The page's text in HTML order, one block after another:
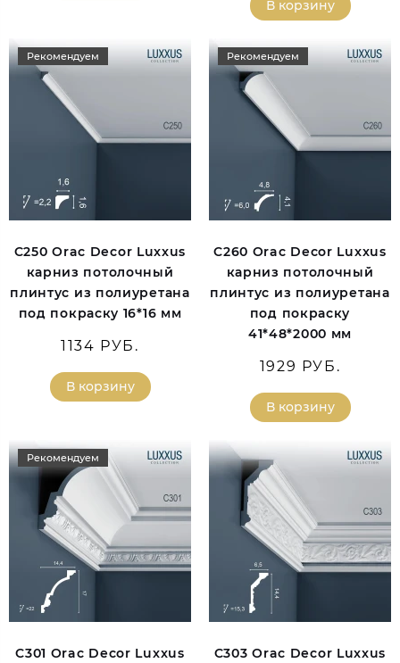
В корзину
Рекомендуем
C250 Orac Decor Luxxus
карниз потолочный
плинтус из полиуретана
под покраску 16*16 мм
1134 РУБ.
В корзину
Рекомендуем
C260 Orac Decor Luxxus
карниз потолочный
плинтус из полиуретана
под покраску
41*48*2000 мм
1929 РУБ.
В корзину
Рекомендуем
C301 Orac Decor Luxxus
C303 Orac Decor Luxxus